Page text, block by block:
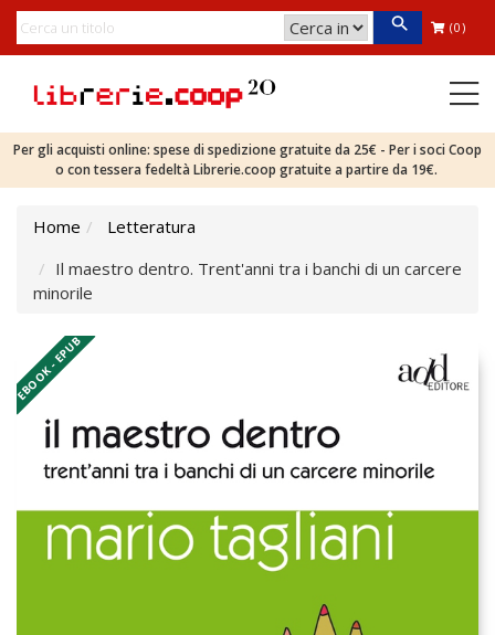
(0)
Per gli acquisti online: spese di spedizione gratuite da 25€ - Per i soci Coop
o con tessera fedeltà Librerie.coop gratuite a partire da 19€.
Home
Letteratura
Il maestro dentro. Trent'anni tra i banchi di un carcere
minorile
EBOOK - EPUB